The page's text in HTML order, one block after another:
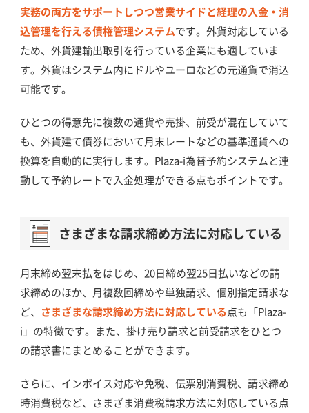
実務の両方をサポートしつつ営業サイドと経理の入金・消
込管理を行える債権管理システムです。外貨対応している
ため、外貨建輸出取引を行っている企業にも適していま
す。外貨はシステム内にドルやユーロなどの元通貨で消込
可能です。
ひとつの得意先に複数の通貨や売掛、前受が混在していて
も、外貨建て債券において月末レートなどの基準通貨への
換算を自動的に実行します。Plaza-i為替予約システムと連
動して予約レートで入金処理ができる点もポイントです。
さまざまな請求締め方法に対応している
月末締め翌末払をはじめ、20日締め翌25日払いなどの請
求締めのほか、月複数回締めや単独請求、個別指定請求な
ど、
さまざまな請求締め方法に対応している点も「Plaza-
i」の特徴です。また、掛け売り請求と前受請求をひとつ
の請求書にまとめることができます。
さらに、インボイス対応や免税、伝票別消費税、請求締め
時消費税など、さまざま消費税請求方法に対応している点